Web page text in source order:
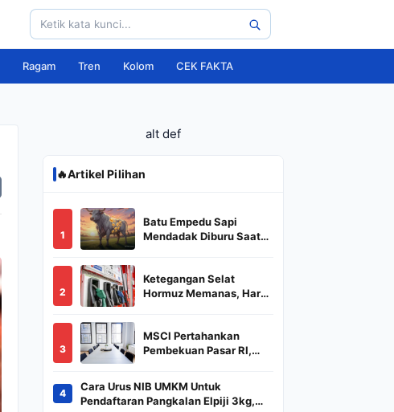
Ragam Tren Kolom CEK FAKTA
alt def
🔥Artikel Pilihan
1
Batu Empedu Sapi
Mendadak Diburu Saat
Puluhan Juta
2
Ketegangan Selat
Hormuz Memanas, Harga
3
MSCI Pertahankan
Pembekuan Pasar RI,
Indeks
4
Cara Urus NIB UMKM Untuk
Pendaftaran Pangkalan Elpiji 3kg,